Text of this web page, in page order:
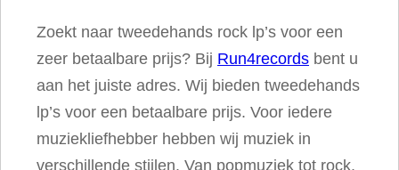
Zoekt naar tweedehands rock lp’s voor een
zeer betaalbare prijs? Bij Run4records bent u
aan het juiste adres. Wij bieden tweedehands
lp’s voor een betaalbare prijs. Voor iedere
muziekliefhebber hebben wij muziek in
verschillende stijlen. Van popmuziek tot rock,